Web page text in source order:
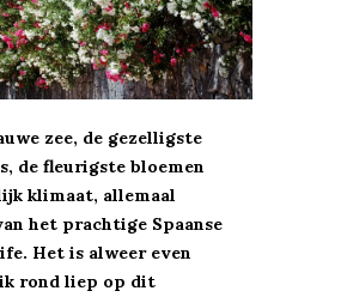
zee, de gezelligste
de fleurigste bloemen
klimaat, allemaal
het prachtige Spaanse
Het is alweer even
rond liep op dit